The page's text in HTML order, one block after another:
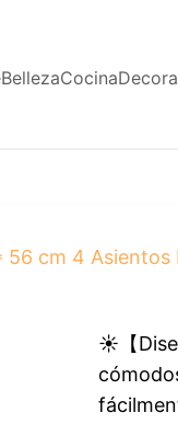
BellezaCocina
cm 4
☀【